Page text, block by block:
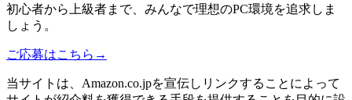
初心者から上級者まで、みんなで理想のPC環境を追求しま
しょう。
ご応募はこちら →
当サイトは、Amazon.co.jpを宣伝しリンクすることによって